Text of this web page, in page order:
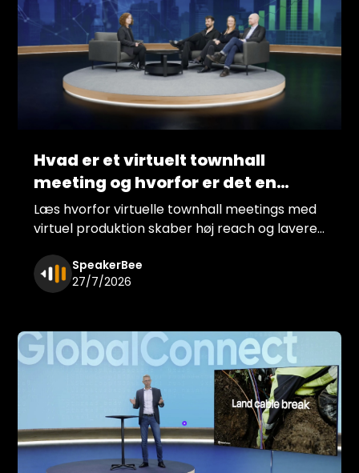
Hvad er et virtuelt townhall
meeting og hvorfor er det en
fordel for din virksomhed?
Læs hvorfor virtuelle townhall meetings med
virtuel produktion skaber høj reach og lavere
teknisk kvalitet med SpeakerBee.
SpeakerBee
27/7/2026